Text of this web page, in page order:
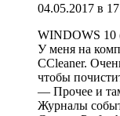
04.05.2017 в
WINDOWS 10
У меня на
CCleaner.
чтобы
— Прочее и
Журналы